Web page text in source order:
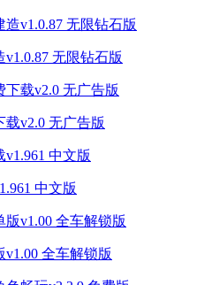
无限钻石版
v2.0 无广告版
中文版
全车解锁版